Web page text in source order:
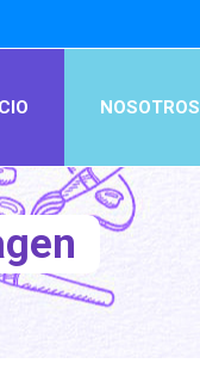
NOSOTROS